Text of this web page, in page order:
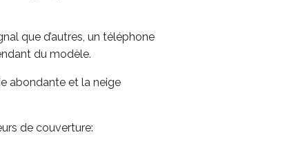
que d’autres, un téléphone
du modèle.
abondante et la neige
de couverture: